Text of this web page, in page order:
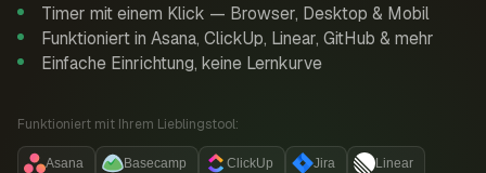
Timer mit einem Klick — Browser, Desktop & Mobil
Funktioniert in Asana, ClickUp, Linear, GitHub & mehr
Einfache Einrichtung, keine Lernkurve
Funktioniert mit Ihrem Lieblingstool:
Asana Basecamp ClickUp Jira Linear